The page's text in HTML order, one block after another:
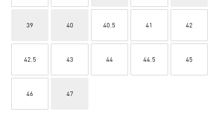
39 40 40.5 41 42
42.5 43 44 44.5 45
46 47